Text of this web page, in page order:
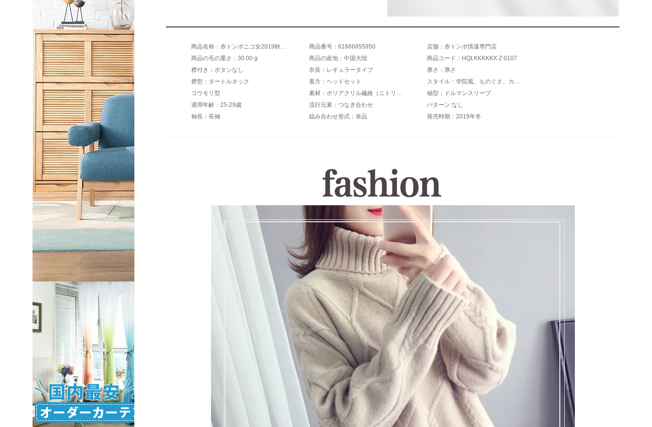
商品名称：赤トンボニコ女2019秋冬新着レディ学生韓国ファンシー女子コートヘッドカーリフ 商品番号：61666855950
店舗：赤トンボ情蓮専門店
商品の毛の重さ：30.00 g
商品の産地：中国大陸
商品コード：HQLKKKKKX Z 0107
襟付き：ボタンなし
衣長：レギュラータイプ
厚さ：厚さ
襟型：タートルネック
着方：ヘッドセット
スタイル：学院風、ものぐさ、カジュアル風、着回、韓国ファンシー
コウモリ型
素材：ポリアクリル繊維（ニトリル）
袖型：ドルマンスリーブ
適用年齢：25-29歳
流行元素：つなぎ合わせ
パターン:なし
袖長：長袖
組み合わせ形式：単品 発売時期：2019年冬